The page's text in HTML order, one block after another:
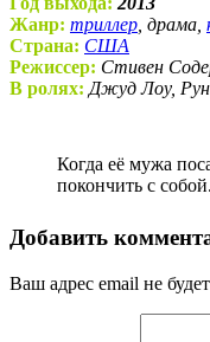
Жанр: триллер , драма,
Страна: США
Режиссер: Стивен
В ролях: Джуд Лоу,
Когда её мужа посадили в тюрьму, у Эмили начались психологические проблемы. Спустя четыре года он выходит, а Эмили впадает в депрессию и вроде бы даже пытается
покончить с
Добавить
Ваш адрес email не